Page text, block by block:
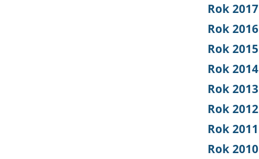
Rok 2017
Rok 2016
Rok 2015
Rok 2014
Rok 2013
Rok 2012
Rok 2011
Rok 2010